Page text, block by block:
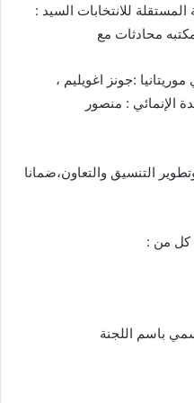
للانتخابات السيد :
محادثات مع
:جونز اغويليم ،
الإنمائي : منصور
التنسيق والتعاون،ضمانا
كل من :
باسم اللجنة